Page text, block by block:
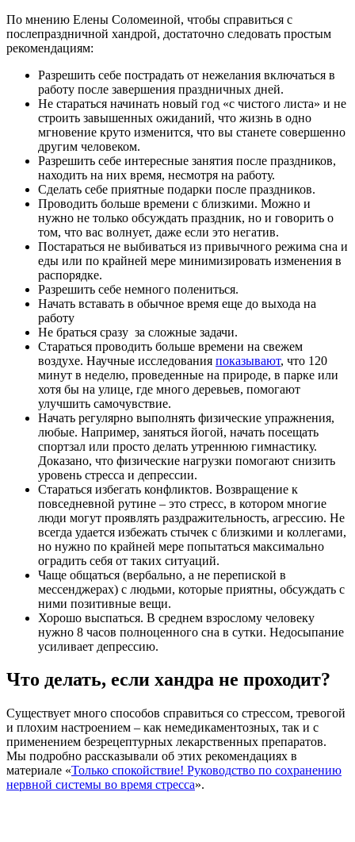
По мнению Елены Соломеиной, чтобы справиться с
послепраздничной хандрой, достаточно следовать простым
рекомендациям:
Разрешить себе пострадать от нежелания включаться в
работу после завершения праздничных дней.
Не стараться начинать новый год «с чистого листа» и не
строить завышенных ожиданий, что жизнь в одно
мгновение круто изменится, что вы станете совершенно
другим человеком.
Разрешить себе интересные занятия после праздников,
находить на них время, несмотря на работу.
Сделать себе приятные подарки после праздников.
Проводить больше времени с близкими. Можно и
нужно не только обсуждать праздник, но и говорить о
том, что вас волнует, даже если это негатив.
Постараться не выбиваться из привычного режима сна и
еды или по крайней мере минимизировать изменения в
распорядке.
Разрешить себе немного полениться.
Начать вставать в обычное время еще до выхода на
работу
Не браться сразу за сложные задачи.
Стараться проводить больше времени на свежем
воздухе. Научные исследования показывают, что 120
минут в неделю, проведенные на природе, в парке или
хотя бы на улице, где много деревьев, помогают
улучшить самочувствие.
Начать регулярно выполнять физические упражнения,
любые. Например, заняться йогой, начать посещать
спортзал или просто делать утреннюю гимнастику.
Доказано, что физические нагрузки помогают снизить
уровень стресса и депрессии.
Стараться избегать конфликтов. Возвращение к
повседневной рутине – это стресс, в котором многие
люди могут проявлять раздражительность, агрессию. Не
всегда удается избежать стычек с близкими и коллегами,
но нужно по крайней мере попытаться максимально
оградить себя от таких ситуаций.
Чаще общаться (вербально, а не перепиской в
мессенджерах) с людьми, которые приятны, обсуждать с
ними позитивные вещи.
Хорошо выспаться. В среднем взрослому человеку
нужно 8 часов полноценного сна в сутки. Недосыпание
усиливает депрессию.
Что делать, если хандра не проходит?
Существует много способов справиться со стрессом, тревогой
и плохим настроением – как немедикаментозных, так и с
применением безрецептурных лекарственных препаратов.
Мы подробно рассказывали об этих рекомендациях в
материале «Только спокойствие! Руководство по сохранению
нервной системы во время стресса».